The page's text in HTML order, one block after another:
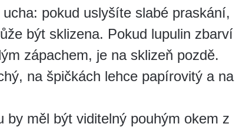
pokud uslyšíte slabé praskání,
být sklizena. Pokud lupulin zbarví
zápachem, je na sklizeň pozdě.
na špičkách lehce papírovitý a na
by měl být viditelný pouhým okem z